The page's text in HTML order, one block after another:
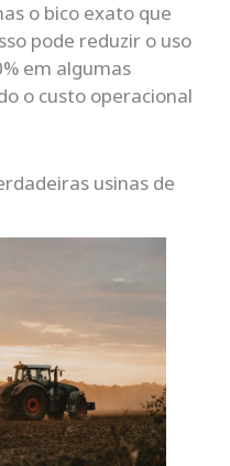
o bico exato que
pode reduzir o uso
em algumas
o custo operacional
usinas de